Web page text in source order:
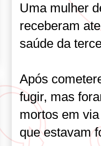
Uma mulher
receberam
saúde da
Após
fugir, mas
mortos em
que estavam